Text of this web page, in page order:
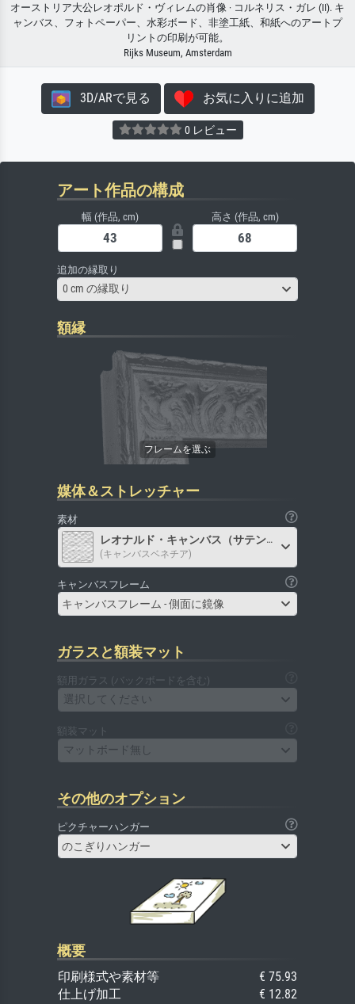
オーストリア大公レオポルド・ヴィレムの肖像 · コルネリス・ガレ (II). キ
ャンバス、フォトペーパー、水彩ボード、非塗工紙、和紙へのアートプ
リントの印刷が可能。
Rijks Museum, Amsterdam
3D/ARで見る お気に入りに追加
0 レビュー
アート作品の構成
幅 (作品, cm) 高さ (作品, cm)
追加の縁取り
0 cm の縁取り
額縁
媒体＆ストレッチャー
素材
レオナルド・キャンバス（サテン）
(キャンバスベネチア)
キャンバスフレーム
キャンバスフレーム - 側面に鏡像
ガラスと額装マット
額用ガラス (バックボードを含む)
選択してください
額装マット
マットボード無し
その他のオプション
ピクチャーハンガー
のこぎりハンガー
概要
印刷様式や素材等
€ 75.93
仕上げ加工
€ 12.82